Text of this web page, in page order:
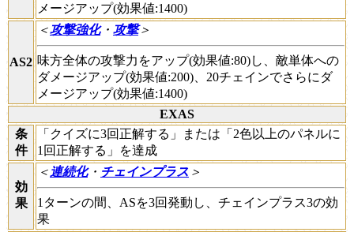
メージアップ(効果値:1400)
AS2
＜攻撃強化・ 攻撃＞
味方全体の攻撃力をアップ(効果値:80)し、敵単体への
ダメージアップ(効果値:200)、20チェインでさらにダ
メージアップ(効果値:1400)
EXAS
条
件
「クイズに3回正解する」または「2色以上のパネルに
1回正解する」を達成
効
果
＜連続化・ チェインプラス ＞
1ターンの間、ASを3回発動し、チェインプラス3の効
果